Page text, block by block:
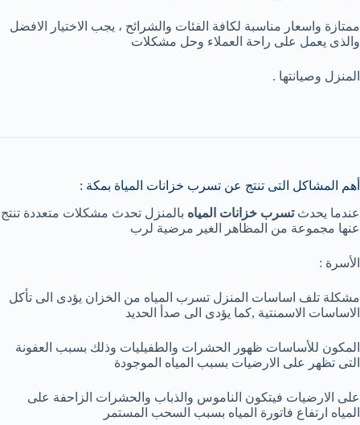
ممتازة واسعار مناسبة لكافة الفئات والشرائح ، يجب الاختيار الافضل
والذى يعمل على راحة العملاء وحل مشكلات
المنزل وصيانتها .
أهم المشاكل التى تنتج عن تسرب خزانات المياة بمكة :
عندما يحدث تسرب خزانات المياه بالمنزل تحدث مشكلات متعددة تنتج
عنها مجموعة من المظاهر الغير مرضية لرب
الأسرة :
مشكلة تلف اساسات المنزل تسرب المياه من الخزان يؤدى الى تأكل
الاساسات الاسمنتية ,كما يؤدى الى صدأ الحديد
المكون للأساسات ظهور الحشرات والطفيليات وذلك بسبب العفونة
التى تظهر على الارضيات بسبب المياه الموجودة
على الارضيات فيتكون الناموس والذباب والحشرات الزاحفة على
المياه ارتفاع فاتورة المياه بسبب السحب المستمر